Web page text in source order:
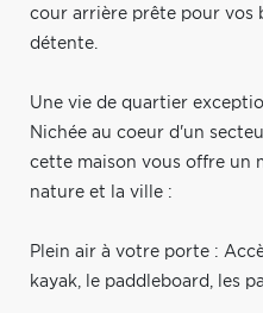
cour arrière prête pour vos
détente.
Une vie de quartier
Nichée au coeur d'un
cette maison vous offre un
nature et la ville :
Plein air à votre porte :
kayak, le paddleboard, les